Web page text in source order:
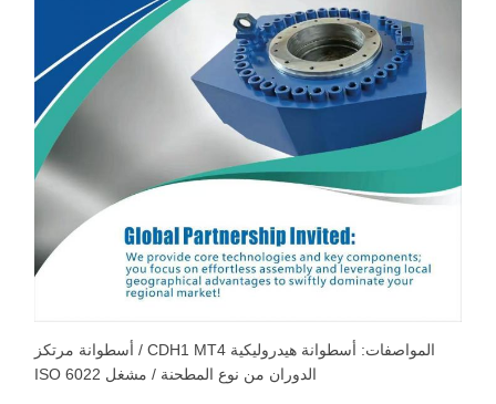
المواصفات: أسطوانة هيدروليكية CDH1 MT4 / أسطوانة مرتكز
الدوران من نوع المطحنة / مشغل ISO 6022